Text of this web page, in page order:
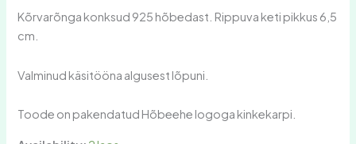
Kõrvarõnga konksud 925 hõbedast. Rippuva keti pikkus 6,5
cm.
Valminud käsitööna algusest lõpuni.
Toode on pakendatud Hõbeehe logoga kinkekarpi.